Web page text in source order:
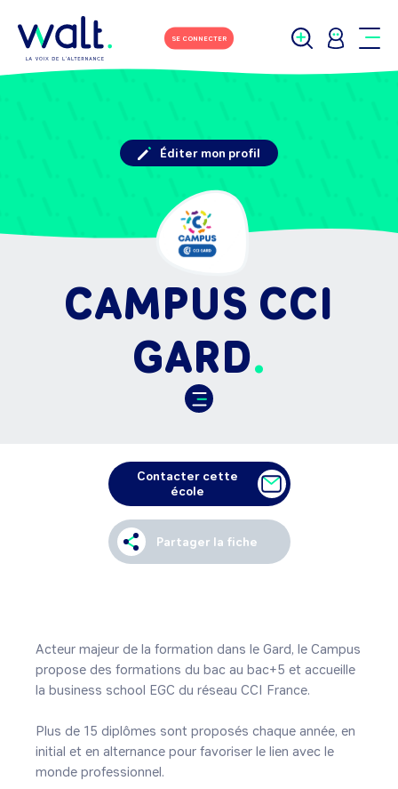
SE CONNECTER
CAMPUS CCI
GARD
Éditer mon profil
Contacter cette
école
Partager la fiche
Acteur majeur de la formation dans le Gard, le Campus
propose des formations du bac au bac+5 et accueille
la business school EGC du réseau CCI France.
Plus de 15 diplômes sont proposés chaque année, en
initial et en alternance pour favoriser le lien avec le
monde professionnel.